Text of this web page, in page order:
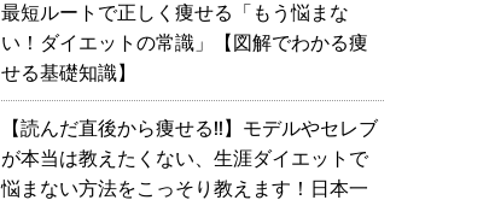
最短ルートで正しく痩せる「もう悩まな
い！ダイエットの常識」【図解でわかる痩
せる基礎知識】
【読んだ直後から痩せる!!】モデルやセレブ
が本当は教えたくない、生涯ダイエットで
悩まない方法をこっそり教えます！日本一